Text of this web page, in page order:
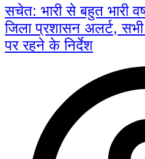
सचेत: भारी से बहुत भारी
जिला प्रशासन अलर्ट, सभी
पर रहने के निर्देश